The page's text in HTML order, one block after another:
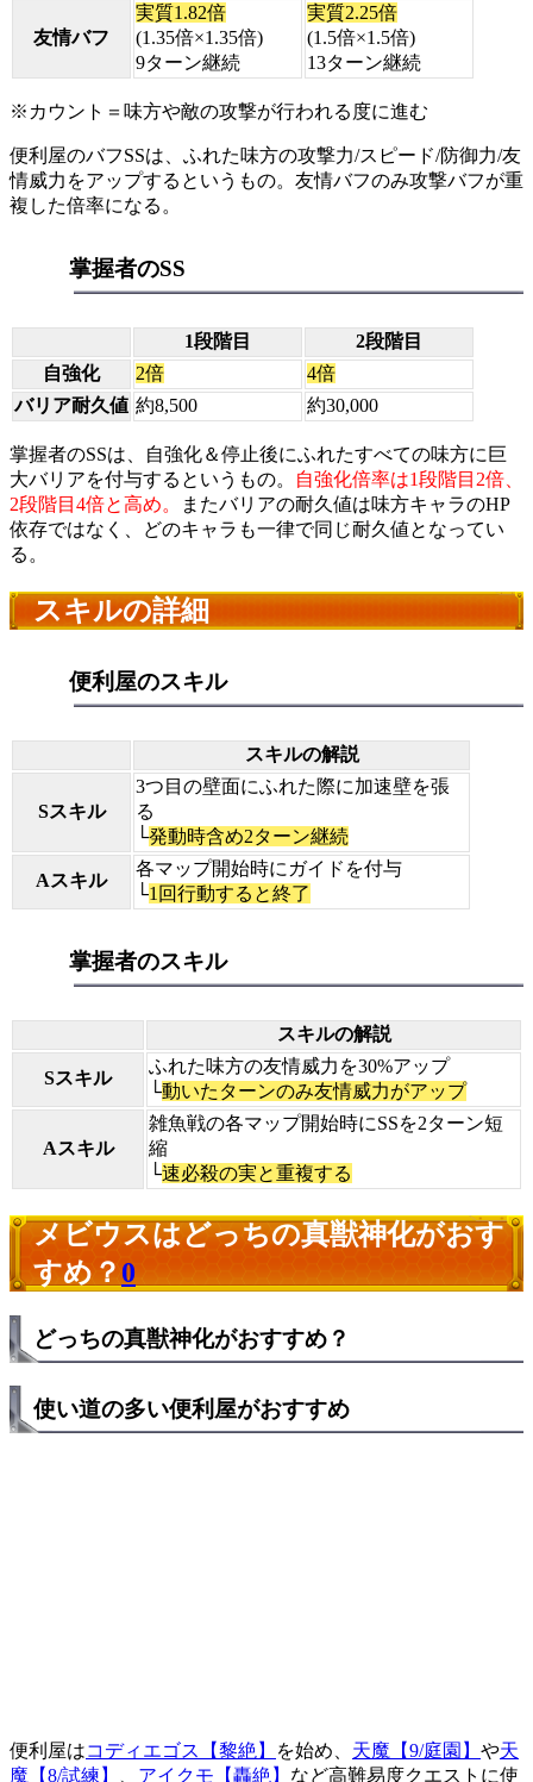
友情バフ
実質1.82倍
(1.35倍×1.35倍)
9ターン継続
実質2.25倍
(1.5倍×1.5倍)
13ターン継続
※カウント＝味方や敵の攻撃が行われる度に進む
便利屋のバフSSは、ふれた味方の攻撃力/スピード/防御力/友
情威力をアップするというもの。友情バフのみ攻撃バフが重
複した倍率になる。
掌握者のSS
1段階目
2段階目
自強化
2倍
4倍
バリア耐久値 約8,500 約30,000
掌握者のSSは、自強化＆停止後にふれたすべての味方に巨
大バリアを付与するというもの。
自強化倍率は1段階目2倍、
2段階目4倍と高め。
またバリアの耐久値は味方キャラのHP
依存ではなく、どのキャラも一律で同じ耐久値となってい
る。
スキルの詳細
便利屋のスキル
スキルの解説
Sスキル
3つ目の壁面にふれた際に加速壁を張
る
└発動時含め2ターン継続
Aスキル
各マップ開始時にガイドを付与
└1回行動すると終了
掌握者のスキル
スキルの解説
Sスキル
ふれた味方の友情威力を30%アップ
└動いたターンのみ友情威力がアップ
Aスキル
雑魚戦の各マップ開始時にSSを2ターン短
縮
└速必殺の実と重複する
メビウスはどっちの真獣神化がおす
すめ？0
どっちの真獣神化がおすすめ？
使い道の多い便利屋がおすすめ
便利屋はコディエゴス【黎絶】 を始め、 天魔【9/庭園】 や天
魔【8/試練】
アイクモ【轟絶】 など高難易度クエストに使